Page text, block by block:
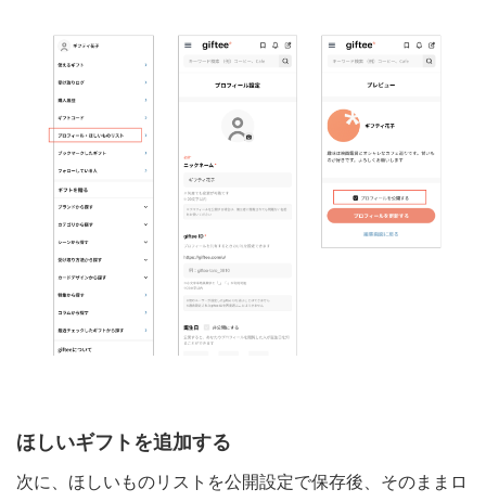
ほしいギフトを追加する
次に、ほしいものリストを公開設定で保存後、そのままロ